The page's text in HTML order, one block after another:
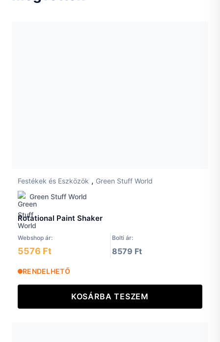
Festékek és Eszközök , Green Stuff World
Green Stuff World
Rotational Paint Shaker
Webshop ár: Bolti ár:
5576 Ft 8579 Ft
RENDELHETŐ
KOSÁRBA TESZEM